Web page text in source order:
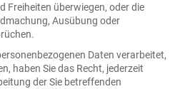
Freiheiten überwiegen, oder die
Ausübung oder
Daten verarbeitet,
haben Sie das Recht, jederzeit
der Sie betreffenden